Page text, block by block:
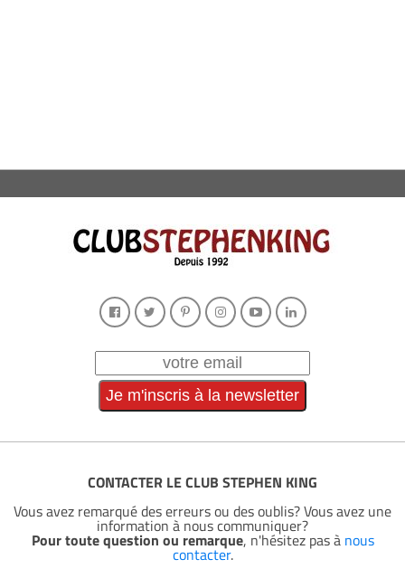
CONTACTER LE CLUB STEPHEN KING
Vous avez remarqué des erreurs ou des oublis? Vous avez une
information à nous communiquer?
Pour toute question ou remarque, n'hésitez pas à nous
contacter.